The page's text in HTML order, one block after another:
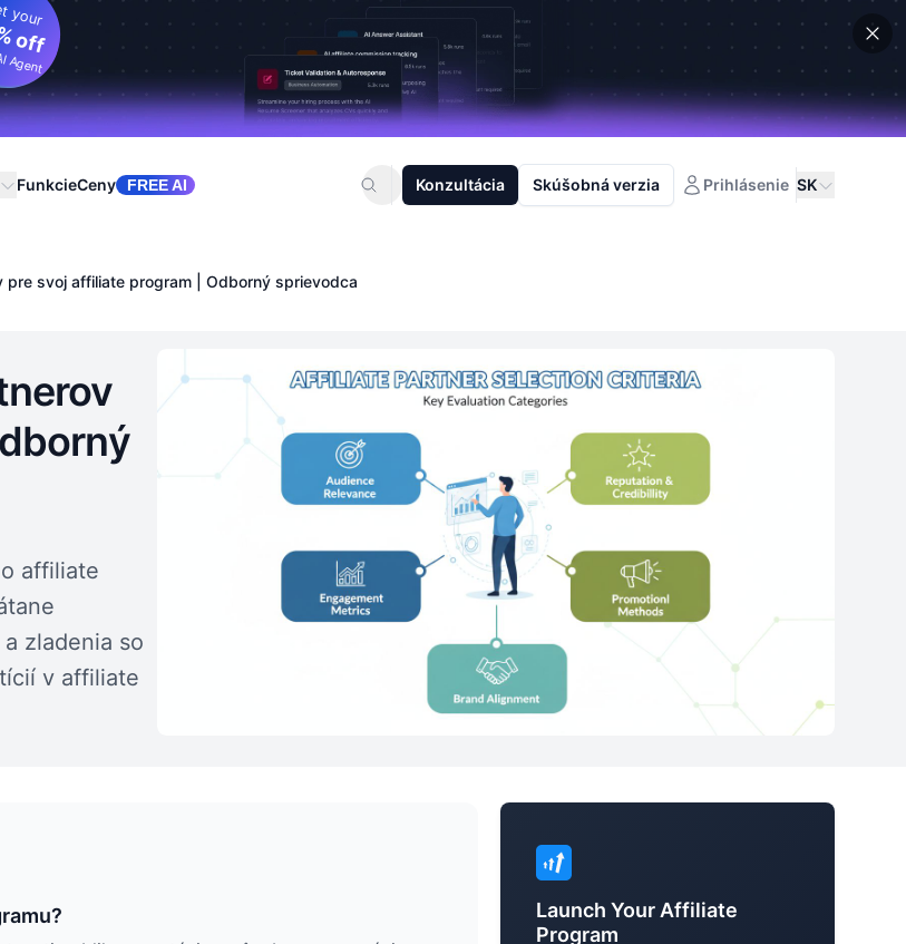
your
off
Agent
FunkcieCeny FREE AI Konzultácia Skúšobná verzia Prihlásenie SK
svoj affiliate program | Odborný sprievodca
affiliate
zladenia so
v affiliate
Launch Your Affiliate
Program